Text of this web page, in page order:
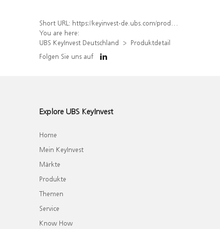
Short URL: https://keyinvest-de.ubs.com/produkt/detail/index/isin/DE000WA6VQZ7
You are here:
UBS KeyInvest Deutschland
Produktdetail
Folgen Sie uns auf
Explore UBS KeyInvest
Home
Mein KeyInvest
Märkte
Produkte
Themen
Service
Know How